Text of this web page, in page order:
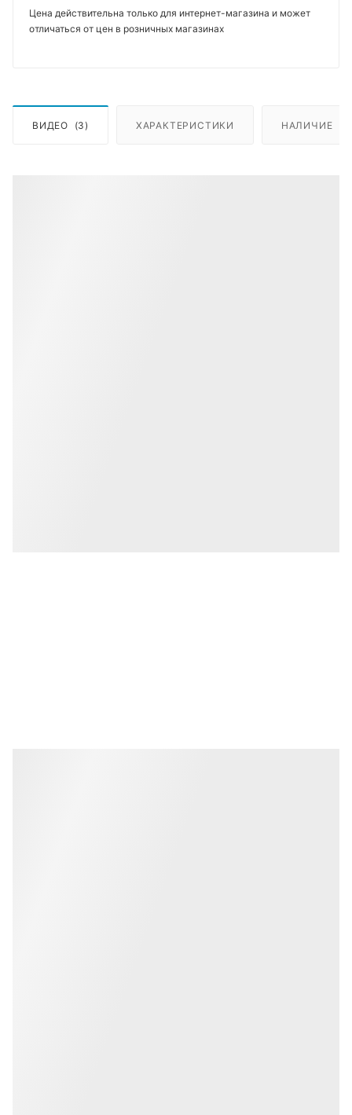
Цена действительна только для интернет-магазина и может
отличаться от цен в розничных магазинах
ВИДЕО (3) ХАРАКТЕРИСТИКИ НАЛИЧИЕ